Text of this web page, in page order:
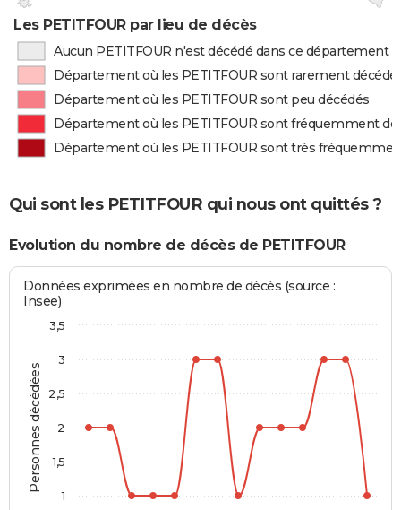
Les PETITFOUR par lieu de décès
Aucun PETITFOUR n'est décédé dans ce département
Département où les PETITFOUR sont rarement
Département où les PETITFOUR sont peu décédés
Département où les PETITFOUR sont fréquemment
Département où les PETITFOUR sont très
Qui sont les PETITFOUR qui nous ont quittés ?
Evolution du nombre de décès de PETITFOUR
Personnes décédées
Données exprimées en nombre de décès (source :
Insee)
1
1,5
2
2,5
3
3,5